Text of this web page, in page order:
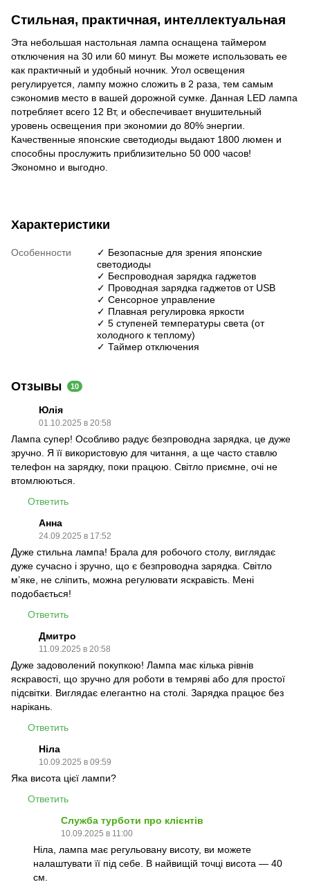
Стильная, практичная, интеллектуальная
Эта небольшая настольная лампа оснащена таймером
отключения на 30 или 60 минут. Вы можете использовать ее
как практичный и удобный ночник. Угол освещения
регулируется, лампу можно сложить в 2 раза, тем самым
сэкономив место в вашей дорожной сумке. Данная LED лампа
потребляет всего 12 Вт, и обеспечивает внушительный
уровень освещения при экономии до 80% энергии.
Качественные японские светодиоды выдают 1800 люмен и
способны прослужить приблизительно 50 000 часов!
Экономно и выгодно.
Характеристики
Особенности
✓ Безопасные для зрения японские
светодиоды
✓ Беспроводная зарядка гаджетов
✓ Проводная зарядка гаджетов от USB
✓ Сенсорное управление
✓ Плавная регулировка яркости
✓ 5 ступеней температуры света (от
холодного к теплому)
✓ Таймер отключения
Отзывы 10
Юлія
01.10.2025 в 20:58
Лампа супер! Особливо радує безпроводна зарядка, це дуже
зручно. Я її використовую для читання, а ще часто ставлю
телефон на зарядку, поки працюю. Світло приємне, очі не
втомлюються.
Ответить
Анна
24.09.2025 в 17:52
Дуже стильна лампа! Брала для робочого столу, виглядає
дуже сучасно і зручно, що є безпроводна зарядка. Світло
м’яке, не сліпить, можна регулювати яскравість. Мені
подобається!
Ответить
Дмитро
11.09.2025 в 20:58
Дуже задоволений покупкою! Лампа має кілька рівнів
яскравості, що зручно для роботи в темряві або для простої
підсвітки. Виглядає елегантно на столі. Зарядка працює без
нарікань.
Ответить
Ніла
10.09.2025 в 09:59
Яка висота цієї лампи?
Ответить
Служба турботи про клієнтів
10.09.2025 в 11:00
Ніла, лампа має регульовану висоту, ви можете
налаштувати її під себе. В найвищій точці висота — 40
см.